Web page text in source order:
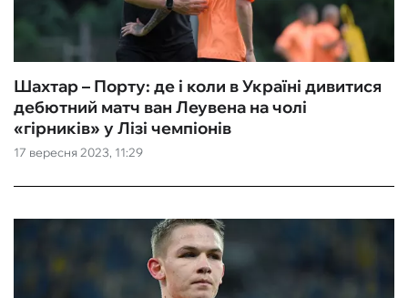
17 вересня 2023, 11:29
Шахтар – Порту: де і коли в Україні дивитися
дебютний матч ван Леувена на чолі
«гірників» у Лізі чемпіонів